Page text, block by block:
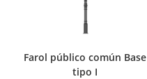
Farol público común Base
tipo I